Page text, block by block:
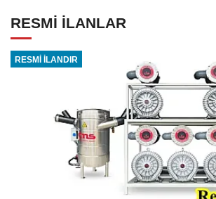
RESMİ İLANLAR
RESMİ İLANDIR